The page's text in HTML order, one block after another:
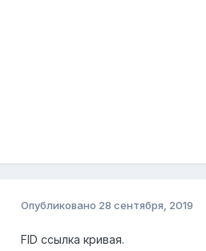
Опубликовано 28 сентября, 2019
FID ссылка кривая.